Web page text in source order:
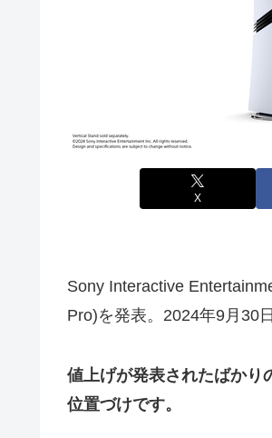
X
Sony Interactive
Pro)を発表。2024年9月30
値上げが発表されたばかり
位置づけです。